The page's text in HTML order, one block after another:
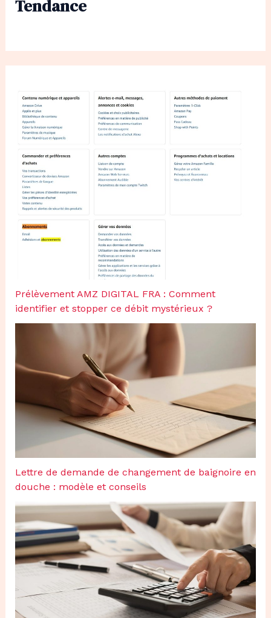
Tendance
Prélèvement AMZ DIGITAL FRA : Comment
identifier et stopper ce débit mystérieux ?
Lettre de demande de changement de baignoire en
douche : modèle et conseils